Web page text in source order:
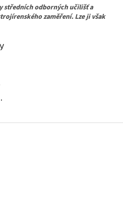
středních odborných učilišť a
zaměření. Lze ji však